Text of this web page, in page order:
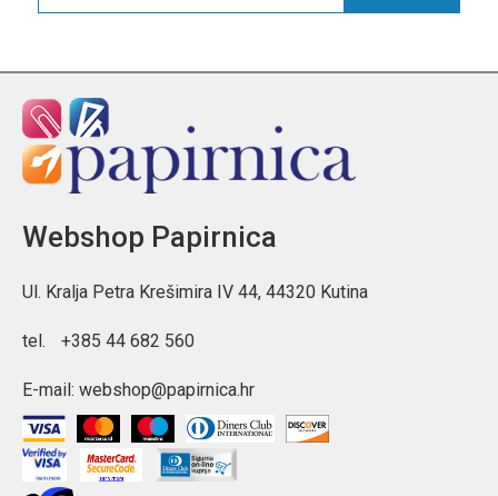
Webshop Papirnica
Ul. Kralja Petra Krešimira IV 44, 44320 Kutina
tel. +385 44 682 560
E-mail: webshop@papirnica.hr